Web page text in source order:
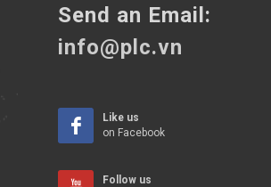
Send an Email:
info@plc.vn
Like us
on Facebook
Follow us